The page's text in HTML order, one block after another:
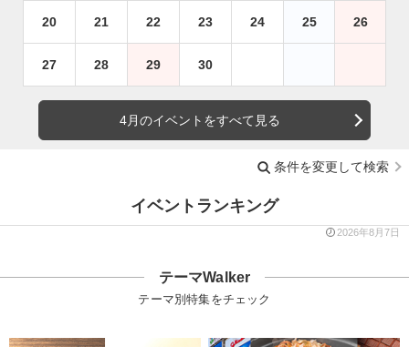
20 21 22 23 24 25 26
27 28 29 30
4月のイベントをすべて見る
条件を変更して検索
イベントランキング
2026年8月7日
テーマWalker
テーマ別特集をチェック